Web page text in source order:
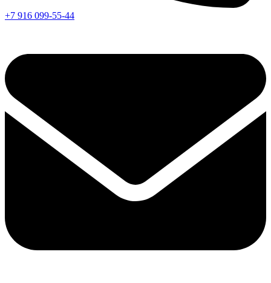
+7 916 099-55-44